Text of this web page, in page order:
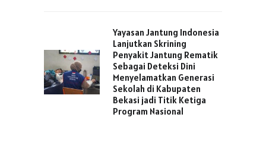
Yayasan Jantung Indonesia
Lanjutkan Skrining
Penyakit Jantung Rematik
Sebagai Deteksi Dini
Menyelamatkan Generasi
Sekolah di Kabupaten
Bekasi jadi Titik Ketiga
Program Nasional